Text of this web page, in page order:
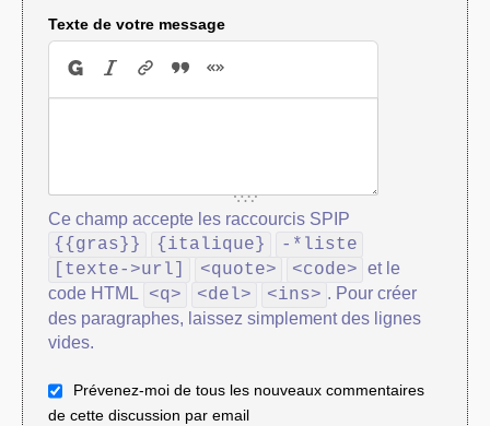
Texte de votre message
Ce champ accepte les raccourcis SPIP
{{gras}} {italique}
-*liste
[texte->url]
<quote> <code> et le
code HTML
<q> <del> <ins> . Pour créer
des paragraphes, laissez simplement des lignes
vides.
Prévenez-moi de tous les nouveaux commentaires
de cette discussion par email